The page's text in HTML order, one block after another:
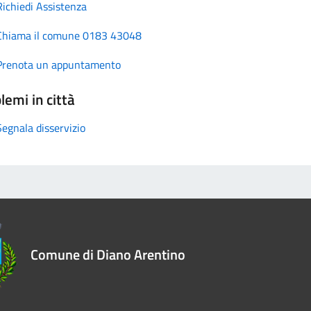
Assistenza
il comune 0183 43048
un appuntamento
in città
disservizio
Comune di Diano Arentino